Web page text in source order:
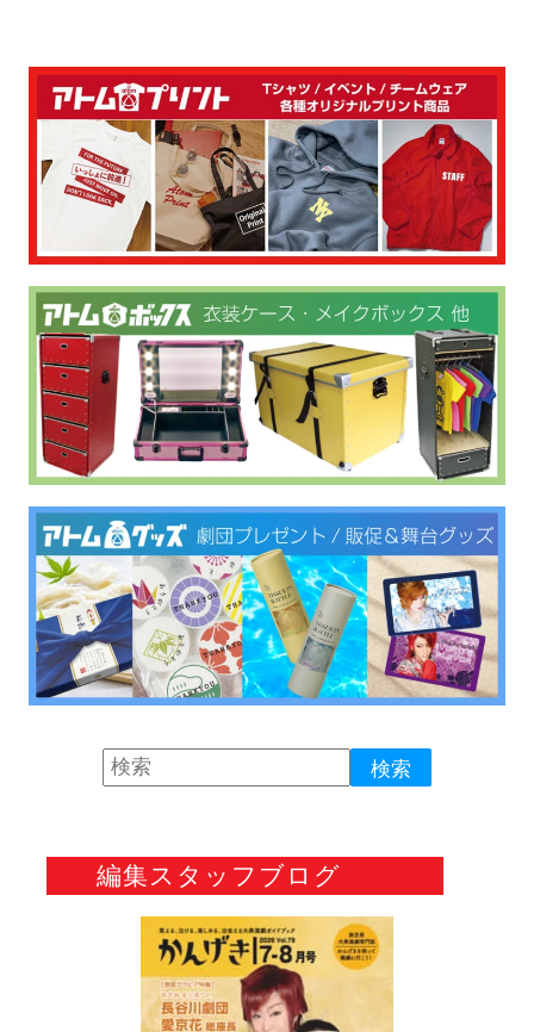
編集スタッフブログ